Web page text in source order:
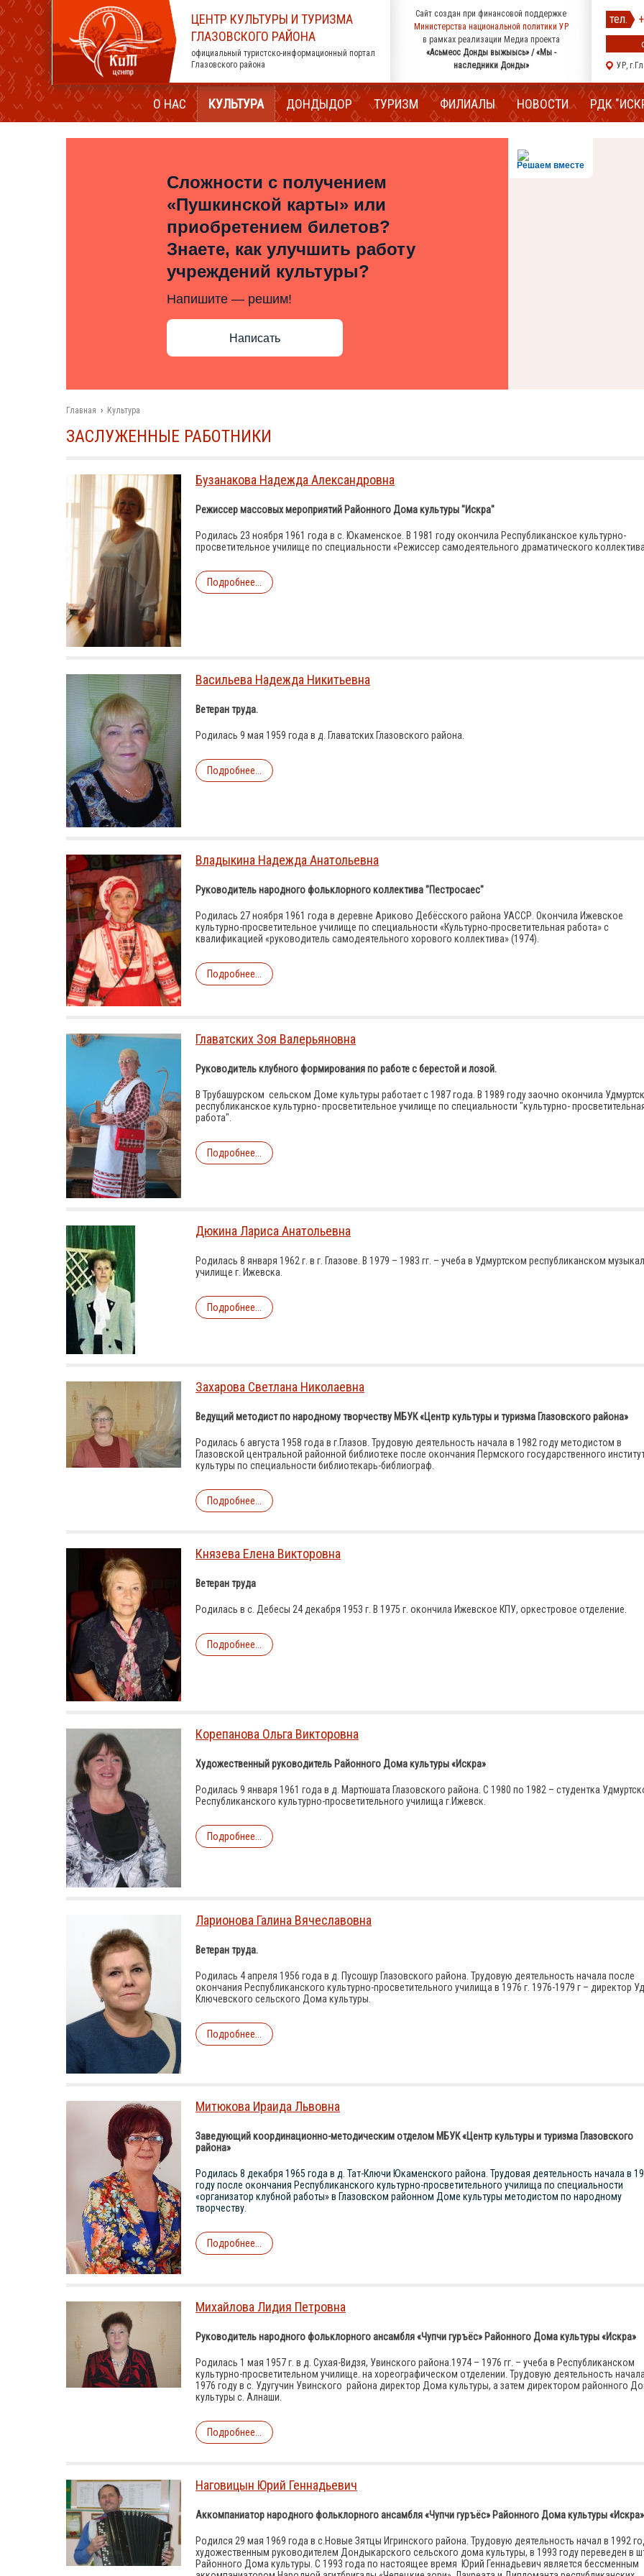
ЦЕНТР КУЛЬТУРЫ И ТУРИЗМА
ГЛАЗОВСКОГО РАЙОНА
официальный туристско-информационный портал
Глазовского района
Сайт создан при финансовой поддержке
Министерства национальной политики УР
в рамках реализации Медиа проекта
«Асьмеос Донды выжыысь» / «Мы -
наследники Донды»
тел.
УР,
О НАС КУЛЬТУРА ДОНДЫДОР ТУРИЗМ ФИЛИАЛЫ НОВОСТИ РДК
Решаем вместе
Сложности с получением
«Пушкинской карты» или
приобретением билетов?
Знаете, как улучшить работу
учреждений культуры?
Напишите — решим!
Написать
Главная › Культура
ЗАСЛУЖЕННЫЕ РАБОТНИКИ
Бузанакова Надежда Александровна
Режиссер массовых мероприятий Районного Дома культуры "Искра"
Родилась 23 ноября 1961 года в с. Юкаменское. В 1981 году окончила Республиканское культурно-
просветительное училище по специальности «Режиссер самодеятельного драматического
Подробнее...
Васильева Надежда Никитьевна
Ветеран труда.
Родилась 9 мая 1959 года в д. Главатских Глазовского района.
Подробнее...
Владыкина Надежда Анатольевна
Руководитель народного фольклорного коллектива "Пестросаес"
Родилась 27 ноября 1961 года в деревне Ариково Дебёсского района УАССР. Окончила Ижевское
культурно-просветительное училище по специальности «Культурно-просветительная работа» с
квалификацией «руководитель самодеятельного хорового коллектива» (1974).
Подробнее...
Главатских Зоя Валерьяновна
Руководитель клубного формирования по работе с берестой и лозой.
В Трубашурском сельском Доме культуры работает с 1987 года. В 1989 году заочно окончила
республиканское культурно- просветительное училище по специальности "культурно-
работа".
Подробнее...
Дюкина Лариса Анатольевна
Родилась 8 января 1962 г. в г. Глазове. В 1979 – 1983 гг. – учеба в Удмуртском республиканском
училище г. Ижевска.
Подробнее...
Захарова Светлана Николаевна
Ведущий методист по народному творчеству МБУК «Центр культуры и туризма Глазовского района»
Родилась 6 августа 1958 года в г.Глазов. Трудовую деятельность начала в 1982 году методистом в
Глазовской центральной районной библиотеке после окончания Пермского государственного
культуры по специальности библиотекарь-библиограф.
Подробнее...
Князева Елена Викторовна
Ветеран труда
Родилась в с. Дебесы 24 декабря 1953 г. В 1975 г. окончила Ижевское КПУ, оркестровое отделение.
Подробнее...
Корепанова Ольга Викторовна
Художественный руководитель Районного Дома культуры «Искра»
Родилась 9 января 1961 года в д. Мартюшата Глазовского района. С 1980 по 1982 – студентка
Республиканского культурно-просветительного училища г.Ижевск.
Подробнее...
Ларионова Галина Вячеславовна
Ветеран труда.
Родилась 4 апреля 1956 года в д. Пусошур Глазовского района. Трудовую деятельность начала после
окончания Республиканского культурно-просветительного училища в 1976 г. 1976-1979 г – директор
Ключевского сельского Дома культуры.
Подробнее...
Митюкова Ираида Львовна
Заведующий координационно-методическим отделом МБУК «Центр культуры и туризма Глазовского
района»
Родилась 8 декабря 1965 года в д. Тат-Ключи Юкаменского района. Трудовая деятельность начала в
году после окончания Республиканского культурно-просветительного училища по специальности
«организатор клубной работы» в Глазовском районном Доме культуры методистом по народному
творчеству.
Подробнее...
Михайлова Лидия Петровна
Руководитель народного фольклорного ансамбля «Чупчи гуръёс» Районного Дома культуры «Искра»
Родилась 1 мая 1957 г. в д. Сухая-Видзя, Увинского района.1974 – 1976 гг. – учеба в Республиканском
культурно-просветительном училище. на хореографическом отделении. Трудовую деятельность
1976 году в с. Удугучин Увинского района директор Дома культуры, а затем директором районного
культуры с. Алнаши.
Подробнее...
Наговицын Юрий Геннадьевич
Аккомпаниатор народного фольклорного ансамбля «Чупчи гуръёс» Районного Дома культуры «Искра»
Родился 29 мая 1969 года в с.Новые Зятцы Игринского района. Трудовую деятельность начал в 1992
художественным руководителем Дондыкарского сельского дома культуры, в 1993 году переведен в
Районного Дома культуры. С 1993 года по настоящее время Юрий Геннадьевич является бессменным